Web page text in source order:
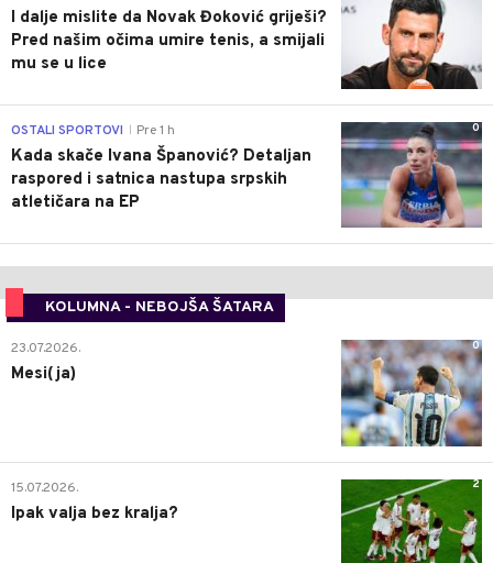
I dalje mislite da Novak Đoković griješi?
Pred našim očima umire tenis, a smijali
mu se u lice
0
OSTALI SPORTOVI Pre 1 h
Kada skače Ivana Španović? Detaljan
raspored i satnica nastupa srpskih
atletičara na EP
KOLUMNA - NEBOJŠA ŠATARA
0
23.07.2026.
Mesi(ja)
2
15.07.2026.
Ipak valja bez kralja?